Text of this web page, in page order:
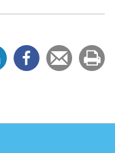
e
e
Tipsa
en
ut